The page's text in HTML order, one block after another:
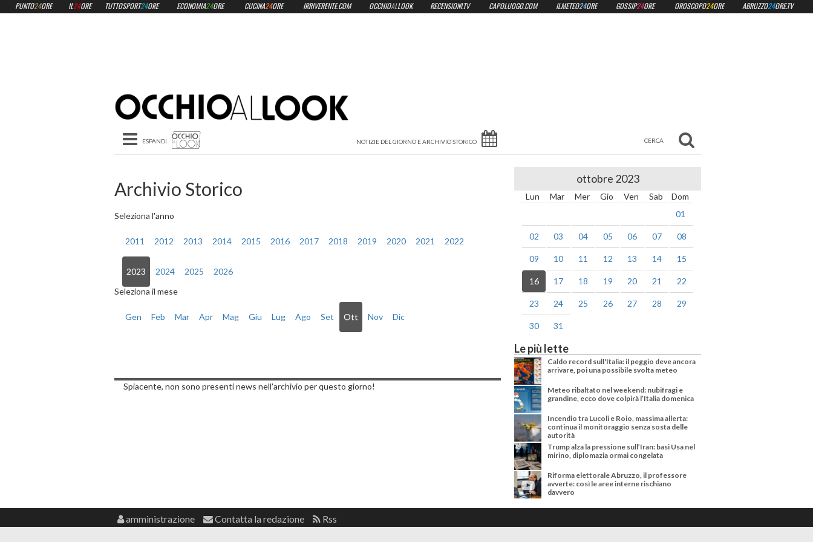
Toggle navigation
Archivio Storico
Seleziona l'anno
2011 2012 2013 2014 2015 2016 2017 2018 2019 2020 2021 2022
2023 2024 2025
2026
Seleziona il mese
Gen Feb Mar Apr Mag Giu Lug Ago Set Ott Nov Dic
Spiacente, non sono presenti news nell'archivio per questo giorno!
ottobre 2023
Lun Mar Mer Gio Ven Sab
Dom
01
02 03 04 05 06 07 08
09 10 11 12 13 14 15
16 17 18 19 20 21 22
23 24 25 26 27 28 29
30 31
Le più lette
Caldo record sull'Italia: il peggio deve ancora
arrivare, poi una possibile svolta meteo
Meteo ribaltato nel weekend: nubifragi e
grandine, ecco dove colpirà l’Italia domenica
Incendio tra Lucoli e Roio, massima allerta:
continua il monitoraggio senza sosta delle
autorità
Trump alza la pressione sull’Iran: basi Usa nel
mirino, diplomazia ormai congelata
Riforma elettorale Abruzzo, il professore
avverte: così le aree interne rischiano
davvero
PUNTO24ORE IL24ORE TUTTOSPORT24ORE ECONOMIA24ORE CUCINA24ORE IRRIVERENTE.COM OCCHIOALLOOK RECENSIONI.TV CAPOLUOGO.COM ILMETEO24ORE GOSSIP24ORE OROSCOPO24ORE ABRUZZO24ORE.TV
amministrazione Contatta la redazione Rss